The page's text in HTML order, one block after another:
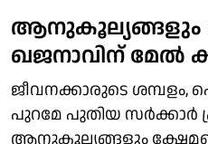
ആനുകൂല്യങ്ങളും
ഖജനാവിന് മേല്‍
ജീവനക്കാരുടെ
പുറമേ പുതിയ സര്‍ക്കാര്‍
ആനുകൂല്യങ്ങളും